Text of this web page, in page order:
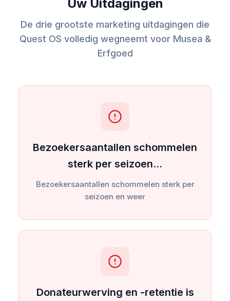
Uw Uitdagingen
De drie grootste marketing uitdagingen die
Quest OS volledig wegneemt voor Musea &
Erfgoed
Bezoekersaantallen schommelen
sterk per seizoen…
Bezoekersaantallen schommelen sterk per
seizoen en weer
Donateurwerving en -retentie is